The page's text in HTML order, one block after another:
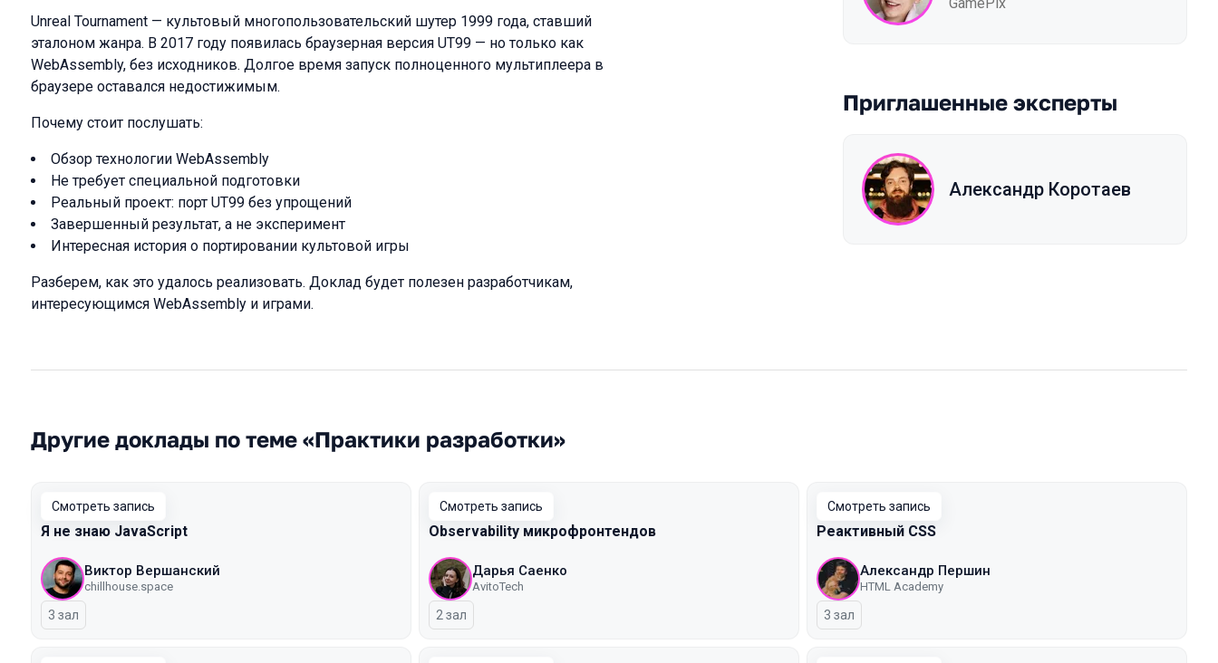
Unreal Tournament — культовый многопользовательский шутер 1999 года, ставший
эталоном жанра. В 2017 году появилась браузерная версия UT99 — но только как
WebAssembly, без исходников. Долгое время запуск полноценного мультиплеера в
браузере оставался недостижимым.
Почему стоит послушать:
Обзор технологии WebAssembly
Не требует специальной подготовки
Реальный проект: порт UT99 без упрощений
Завершенный результат, а не эксперимент
Интересная история о портировании культовой игры
Разберем, как это удалось реализовать. Доклад будет полезен разработчикам,
интересующимся WebAssembly и играми.
Приглашенные эксперты
Александр Коротаев
Другие доклады по теме «Практики разработки»
Смотреть запись
Я не знаю JavaScript
Виктор Вершанский
chillhouse.space
3 зал
Смотреть запись
Observability микрофронтендов
Дарья Саенко
AvitoTech
2 зал
Смотреть запись
Реактивный CSS
Александр Першин
HTML Academy
3 зал